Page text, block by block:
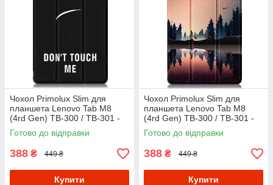
Чохол Primolux Slim для
планшета Lenovo Tab M8
(4rd Gen) TB-300 / TB-301 -
Don`t Touch
Готово до відправки
388 ₴ 449 ₴
Купити
Чохол Primolux Slim для
планшета Lenovo Tab M8
(4rd Gen) TB-300 / TB-301 -
Nature
Готово до відправки
388 ₴ 449 ₴
Купити